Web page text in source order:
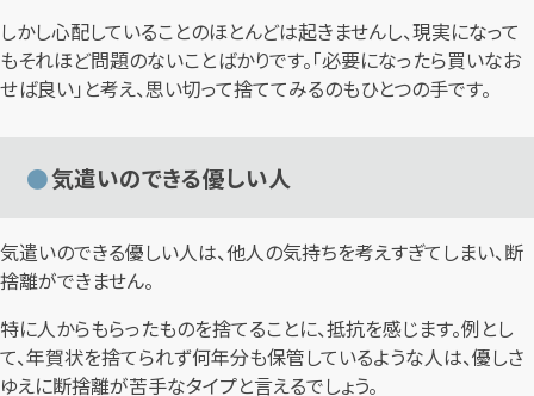
しかし心配していることのほとんどは起きませんし、現実になって
もそれほど問題のないことばかりです。「必要になったら買いなお
せば良い」と考え、思い切って捨ててみるのもひとつの手です。
気遣いのできる優しい人
気遣いのできる優しい人は、他人の気持ちを考えすぎてしまい、断
捨離ができません。
特に人からもらったものを捨てることに、抵抗を感じます。例とし
て、年賀状を捨てられず何年分も保管しているような人は、優しさ
ゆえに断捨離が苦手なタイプと言えるでしょう。